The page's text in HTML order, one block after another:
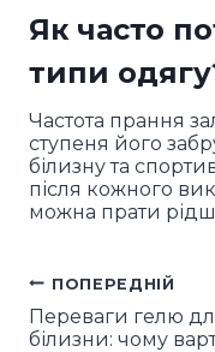
Як часто
типи
Частота прання
ступеня його
білизну та
після кожного
можна прати
Навігація
ПОПЕРЕДНІЙ
Переваги гелю
білизни: чому